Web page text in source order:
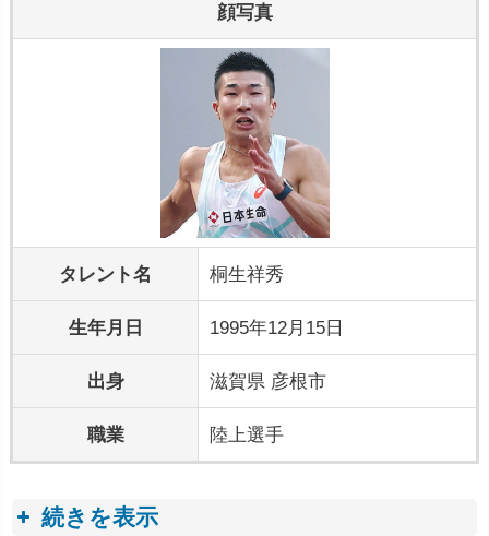
顔写真
タレント名 桐生祥秀
生年月日 1995年12月15日
出身 滋賀県 彦根市
職業 陸上選手
続きを表示